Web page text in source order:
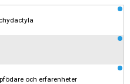
och erfarenheter